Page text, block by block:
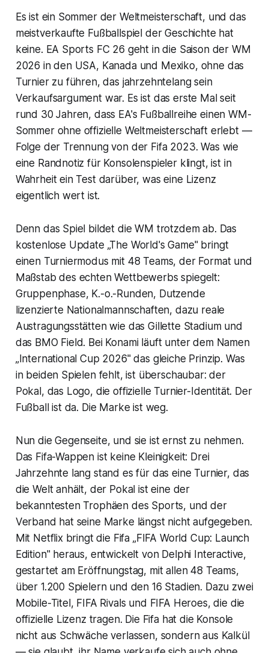
Es ist ein Sommer der Weltmeisterschaft, und das
meistverkaufte Fußballspiel der Geschichte hat
keine. EA Sports FC 26 geht in die Saison der WM
2026 in den USA, Kanada und Mexiko, ohne das
Turnier zu führen, das jahrzehntelang sein
Verkaufsargument war. Es ist das erste Mal seit
rund 30 Jahren, dass EA's Fußballreihe einen WM-
Sommer ohne offizielle Weltmeisterschaft erlebt —
Folge der Trennung von der Fifa 2023. Was wie
eine Randnotiz für Konsolenspieler klingt, ist in
Wahrheit ein Test darüber, was eine Lizenz
eigentlich wert ist.
Denn das Spiel bildet die WM trotzdem ab. Das
kostenlose Update „The World's Game" bringt
einen Turniermodus mit 48 Teams, der Format und
Maßstab des echten Wettbewerbs spiegelt:
Gruppenphase, K.-o.-Runden, Dutzende
lizenzierte Nationalmannschaften, dazu reale
Austragungsstätten wie das Gillette Stadium und
das BMO Field. Bei Konami läuft unter dem Namen
„International Cup 2026" das gleiche Prinzip. Was
in beiden Spielen fehlt, ist überschaubar: der
Pokal, das Logo, die offizielle Turnier-Identität. Der
Fußball ist da. Die Marke ist weg.
Nun die Gegenseite, und sie ist ernst zu nehmen.
Das Fifa-Wappen ist keine Kleinigkeit: Drei
Jahrzehnte lang stand es für das eine Turnier, das
die Welt anhält, der Pokal ist eine der
bekanntesten Trophäen des Sports, und der
Verband hat seine Marke längst nicht aufgegeben.
Mit Netflix bringt die Fifa „FIFA World Cup: Launch
Edition" heraus, entwickelt von Delphi Interactive,
gestartet am Eröffnungstag, mit allen 48 Teams,
über 1.200 Spielern und den 16 Stadien. Dazu zwei
Mobile-Titel, FIFA Rivals und FIFA Heroes, die die
offizielle Lizenz tragen. Die Fifa hat die Konsole
nicht aus Schwäche verlassen, sondern aus Kalkül